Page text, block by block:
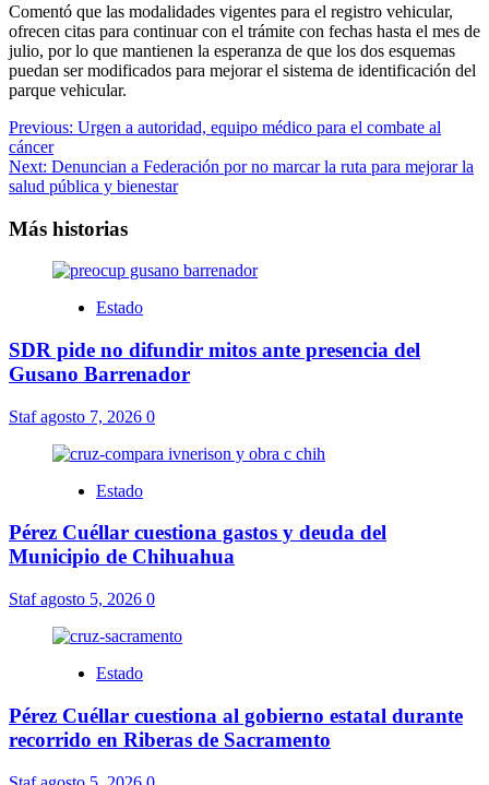
Comentó que las modalidades vigentes para el registro vehicular,
ofrecen citas para continuar con el trámite con fechas hasta el mes de
julio, por lo que mantienen la esperanza de que los dos esquemas
puedan ser modificados para mejorar el sistema de identificación del
parque vehicular.
Navegación
de
entradas
Previous: Urgen a autoridad, equipo médico para el combate al
cáncer
Next: Denuncian a Federación por no marcar la ruta para mejorar la
salud pública y bienestar
Más historias
Estado
SDR pide no difundir mitos ante presencia del
Gusano Barrenador
Stafagosto 7, 2026 0
Estado
Pérez Cuéllar cuestiona gastos y deuda del
Municipio de Chihuahua
Stafagosto 5, 2026 0
Estado
Pérez Cuéllar cuestiona al gobierno estatal durante
recorrido en Riberas de Sacramento